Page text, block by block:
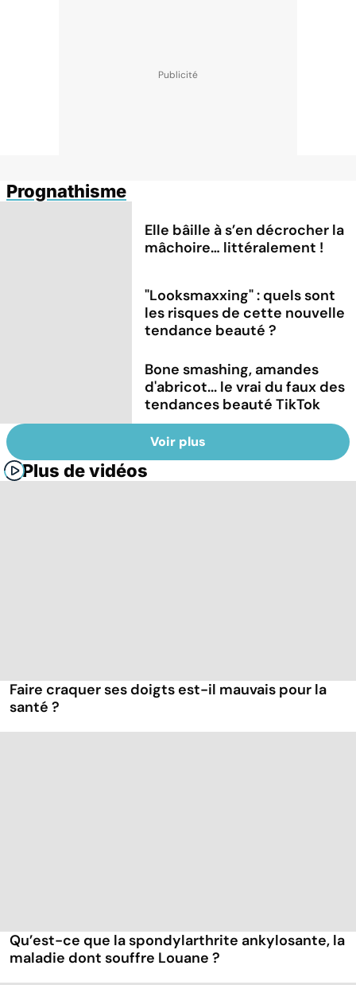
Prognathisme
Elle bâille à s’en décrocher la
mâchoire… littéralement !
"Looksmaxxing" : quels sont
les risques de cette nouvelle
tendance beauté ?
Bone smashing, amandes
d'abricot... le vrai du faux des
tendances beauté TikTok
Voir plus
Plus de vidéos
Faire craquer ses doigts est-il mauvais pour la
santé ?
Qu’est-ce que la spondylarthrite ankylosante, la
maladie dont souffre Louane ?